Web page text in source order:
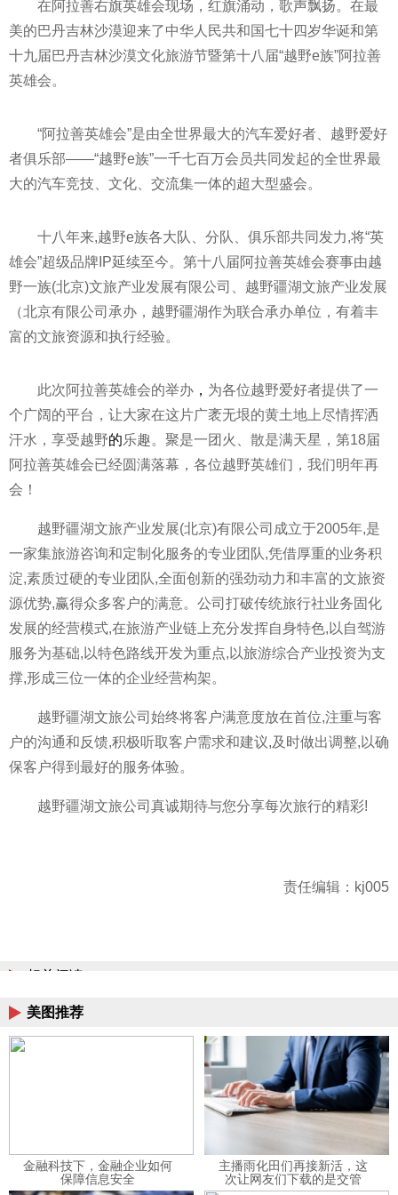
在阿拉善右旗英雄会现场，红旗涌动，歌声飘扬。在最
美的巴丹吉林沙漠迎来了中华 人民共和国七十四岁华诞和第
十九届巴丹吉林沙漠文化旅游节暨第十八届“越野e族”阿拉善
英雄会。
“阿拉善英雄会”是由全世界最大的汽车爱好者、越野爱好
者俱乐部——“越野e族”一千七百万会员共同发起的全世界最
大的汽车竞技、文化、交流集一体的超大型盛会。
十八年来,越野e族各大队、分队、俱乐部共同发力,将“英
雄会”超级品牌IP延续至今。第十八届阿拉善英雄会赛事由越
野一族(北京)文旅产业发展有限公司、越野疆湖文旅产业发展
（北京有限公司承办，越野疆湖作为联合承办单位，有着丰
富的文旅资源和执行经验。
此次阿拉善英雄会的举办 ， 为各位越野爱好者提供了一
个广阔的平台，让大家在这片广袤无垠的黄土地上尽情挥洒
汗水，享受越野的乐趣。聚是一团火、散是满天星，第18届
阿拉善英雄会已经圆满落幕，各位越野英雄们，我们明年再
会！
越野疆湖文旅产业发展(北京)有限公司成立于2005年,是
一家集旅游咨询和定制化服务的专业团队,凭借厚重的业务积
淀,素质过硬的专业团队,全面创新的强劲动力和丰富的文旅资
源优势,赢得众多客户的满意。公司打破传统旅行社业务固化
发展的经营模式,在旅游产业链上充分发挥自身特色,以自驾游
服务为基础,以特色路线开发为重点,以旅游综合产业投资为支
撑,形成三位一体的企业经营构架。
越野疆湖文旅公司始终将客户满意度放在首位,注重与客
户的沟通和反馈,积极听取客户需求和建议,及时做出调整,以确
保客户得到最好的服务体验。
越野疆湖文旅公司真诚期待与您分享每次旅行的精彩!
责任编辑：kj005
相关阅读
美图推荐
金融科技下，金融企业如何
保障信息安全
主播雨化田们再接新活，这
次让网友们下载的是交管